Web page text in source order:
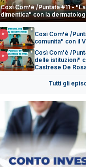
Così Com'è /Puntata #11 -
dimentica" con la
Così Com'è /
comunità" con il
Così Com'è /
delle istituzioni"
Castrese De
Tutti gli